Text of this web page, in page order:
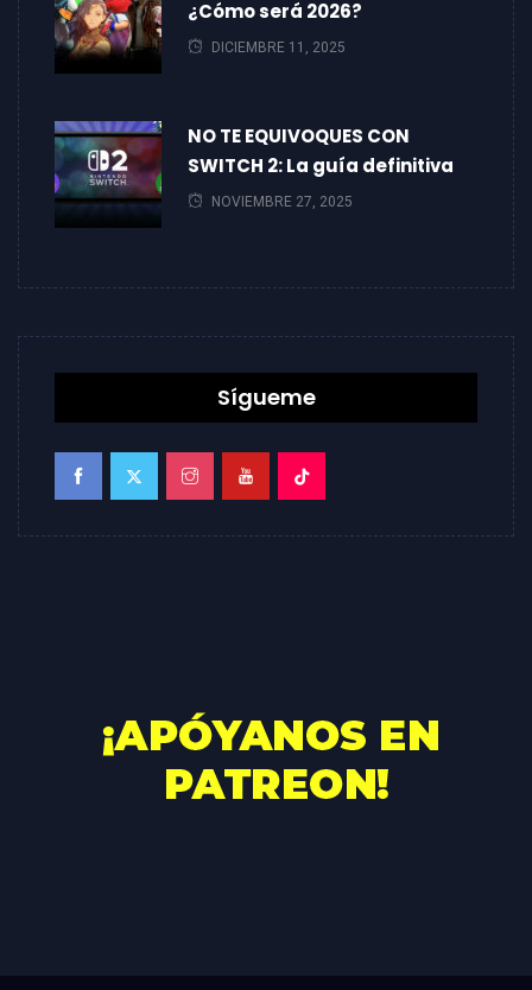
¿Cómo será 2026?
DICIEMBRE 11, 2025
NO TE EQUIVOQUES CON
SWITCH 2: La guía definitiva
NOVIEMBRE 27, 2025
Sígueme